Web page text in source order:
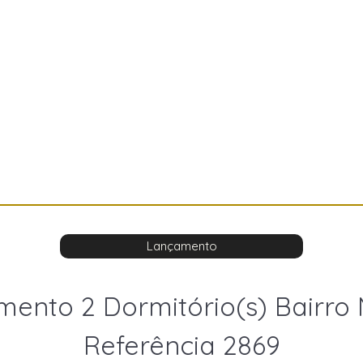
Lançamento
2 Dormitório(s) Bairro
Referência 2869